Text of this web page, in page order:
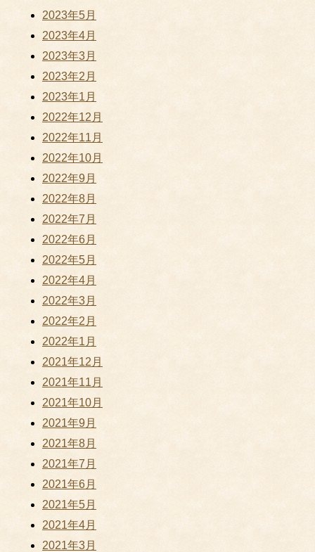
2023年5月
2023年4月
2023年3月
2023年2月
2023年1月
2022年12月
2022年11月
2022年10月
2022年9月
2022年8月
2022年7月
2022年6月
2022年5月
2022年4月
2022年3月
2022年2月
2022年1月
2021年12月
2021年11月
2021年10月
2021年9月
2021年8月
2021年7月
2021年6月
2021年5月
2021年4月
2021年3月